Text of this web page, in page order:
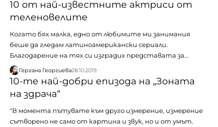
10 от най-известните актриси от
теленовелите
Когато бях малка, едно от любимите ми занимания
беше да гледам латиноамерикански сериали.
Благодарение на тях си изградих представата за…
Гергана Георгиева28.10.2019
10-те най-добри епизода на „Зоната
на здрача“
"В момента пътувате към друго измерение, измерение
сътворено не само от картина и звук, но и от умът.